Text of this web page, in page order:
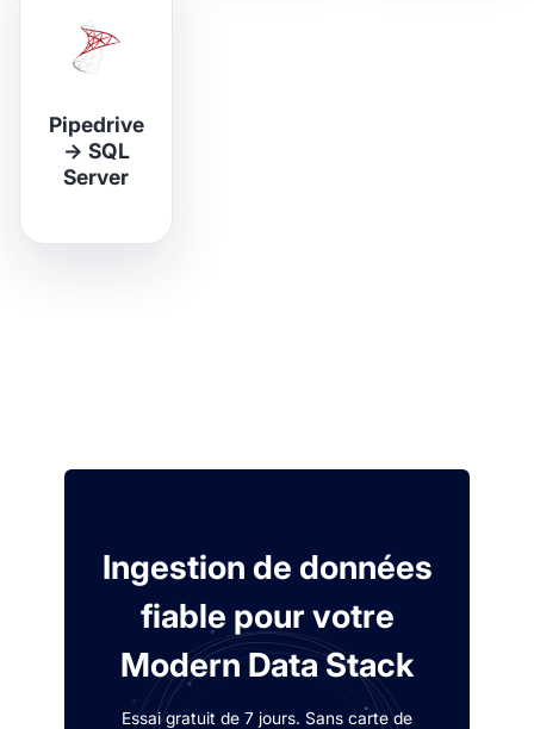
Pipedrive
→ SQL
Server
Ingestion de données
fiable pour votre
Modern Data Stack
Essai gratuit de 7 jours. Sans carte de